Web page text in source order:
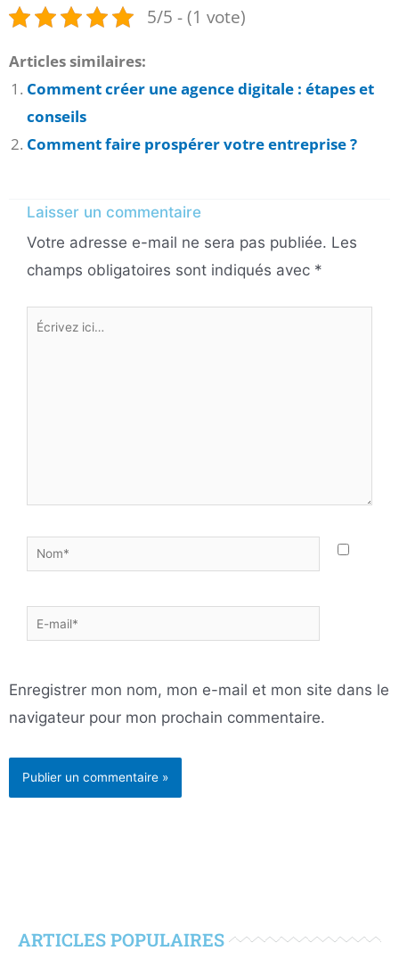
5/5 - (1 vote)
Articles similaires:
Comment créer une agence digitale : étapes et
conseils
Comment faire prospérer votre entreprise ?
Laisser un commentaire
Votre adresse e-mail ne sera pas publiée. Les
champs obligatoires sont indiqués avec *
Écrivez
Nom*
E-
mail*
Enregistrer mon nom, mon e-mail et mon site dans le
navigateur pour mon prochain commentaire.
ARTICLES POPULAIRES